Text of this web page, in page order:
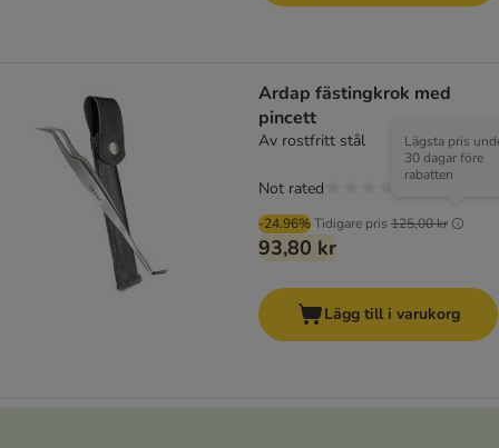
Ardap fästingkrok med
pincett
Av rostfritt stål
-24.96%Tidigare pris 125,00 kr
Lägsta pris
30 dagar före
rabatten
93,80 kr
Not rated
Lägg till i varukorg